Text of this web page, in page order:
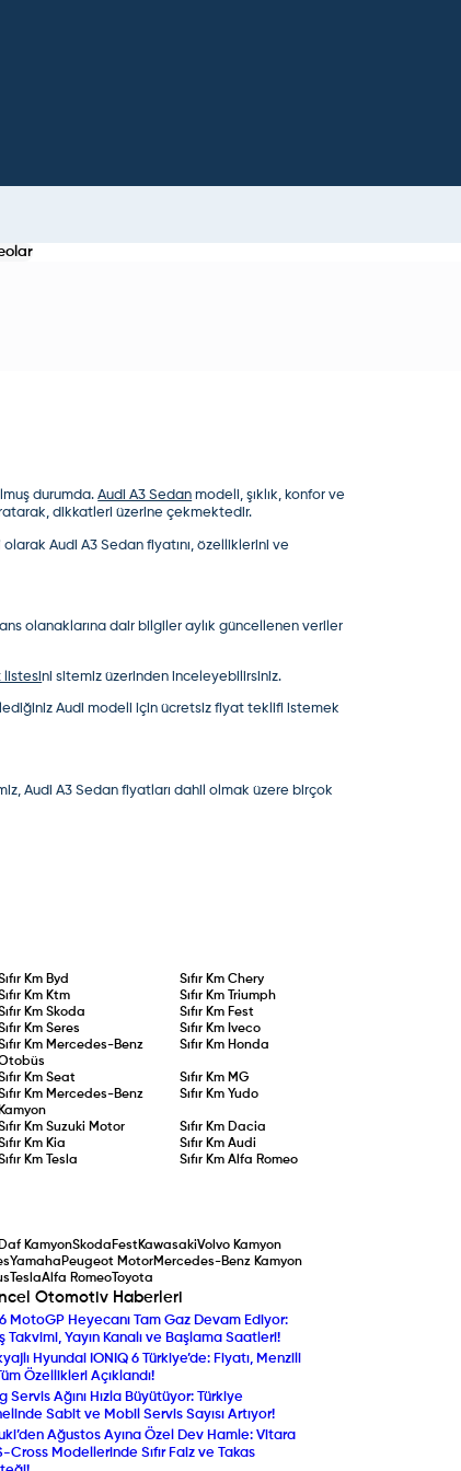
durumda.Audi A3 Sedan modeli, şıklık, konfor ve
dikkatleri üzerine çekmektedir.
olarakAudi A3 Sedan fiyatını, özelliklerini ve
olanaklarına dair bilgiler aylık güncellenen veriler
listesini sitemiz üzerinden inceleyebilirsiniz.
Audi modeli için ücretsiz fiyat teklifi istemek
Audi A3 Sedan fiyatları dahil olmak üzere birçok
Km Byd Sıfır Km Chery
Km Ktm Sıfır Km
Triumph
Km Skoda Sıfır Km Fest
Km Seres Sıfır Km Iveco
Km Mercedes-Benz
Sıfır Km Honda
Km Seat Sıfır Km MG
Km Mercedes-Benz
Kamyon
Sıfır Km Yudo
Km Suzuki Motor Sıfır Km Dacia
Km Kia Sıfır Km Audi
Km Tesla Sıfır Km Alfa Romeo
KamyonSkoda FestKawasakiVolvo Kamyon
Yamaha Peugeot MotorMercedes-Benz Kamyon
TeslaAlfa Romeo Toyota
Otomotiv Haberleri
MotoGP Heyecanı Tam Gaz Devam Ediyor:
Takvimi, Yayın Kanalı ve Başlama Saatleri!
Hyundai IONIQ 6 Türkiye’de: Fiyatı, Menzili
Özellikleri Açıklandı!
Servis Ağını Hızla Büyütüyor: Türkiye
Sabit ve Mobil Servis Sayısı Artıyor!
Ağustos Ayına Özel Dev Hamle: Vitara
Cross Modellerinde Sıfır Faiz ve Takas